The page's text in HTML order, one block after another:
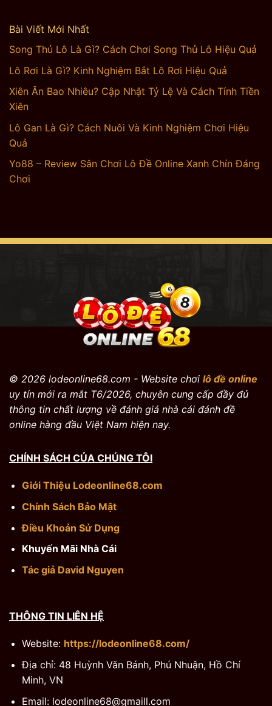
Bài Viết Mới Nhất
Song Thủ Lô Là Gì? Cách Chơi Song Thủ Lô Hiệu Quả
Lô Rơi Là Gì? Kinh Nghiệm Bắt Lô Rơi Hiệu Quả
Xiên Ăn Bao Nhiêu? Cập Nhật Tỷ Lệ Và Cách Tính Tiền
Xiên
Lô Gan Là Gì? Cách Nuôi Và Kinh Nghiệm Chơi Hiệu
Quả
Yo88 – Review Sân Chơi Lô Đề Online Xanh Chín Đáng
Chơi
© 2026 lodeonline68.com - Website chơi lô đề online
uy tín mới ra mắt T6/2026, chuyên cung cấp đầy đủ
thông tin chất lượng về đánh giá nhà cái đánh đề
online hàng đầu Việt Nam hiện nay.
CHÍNH SÁCH CỦA CHÚNG TÔI
Giới Thiệu Lodeonline68.com
Chính Sách Bảo Mật
Điều Khoản Sử Dụng
Khuyến Mãi Nhà Cái
Tác giả David Nguyen
THÔNG TIN LIÊN HỆ
Website: https://lodeonline68.com/
Địa chỉ: 48 Huỳnh Văn Bánh, Phú Nhuận, Hồ Chí
Minh, VN
Email: lodeonline68@gmaill.com